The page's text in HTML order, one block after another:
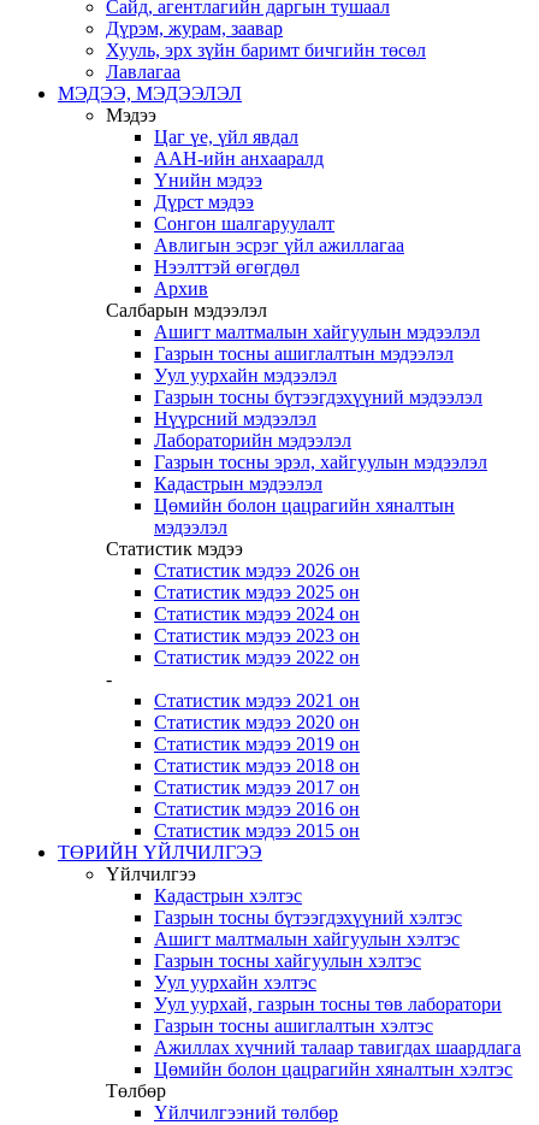
Сайд, агентлагийн даргын тушаал
Дүрэм, журам, заавар
Хууль, эрх зүйн баримт бичгийн төсөл
Лавлагаа
МЭДЭЭ, МЭДЭЭЛЭЛ
Мэдээ
Цаг үе, үйл явдал
ААН-ийн анхааралд
Үнийн мэдээ
Дүрст мэдээ
Сонгон шалгаруулалт
Авлигын эсрэг үйл ажиллагаа
Нээлттэй өгөгдөл
Архив
Салбарын мэдээлэл
Ашигт малтмалын хайгуулын мэдээлэл
Газрын тосны ашиглалтын мэдээлэл
Уул уурхайн мэдээлэл
Газрын тосны бүтээгдэхүүний мэдээлэл
Нүүрсний мэдээлэл
Лабораторийн мэдээлэл
Газрын тосны эрэл, хайгуулын мэдээлэл
Кадастрын мэдээлэл
Цөмийн болон цацрагийн хяналтын
мэдээлэл
Статистик мэдээ
Статистик мэдээ 2026 он
Статистик мэдээ 2025 он
Статистик мэдээ 2024 он
Статистик мэдээ 2023 он
Статистик мэдээ 2022 он
-
Статистик мэдээ 2021 он
Статистик мэдээ 2020 он
Статистик мэдээ 2019 он
Статистик мэдээ 2018 он
Статистик мэдээ 2017 он
Статистик мэдээ 2016 он
Статистик мэдээ 2015 он
ТӨРИЙН ҮЙЛЧИЛГЭЭ
Үйлчилгээ
Кадастрын хэлтэс
Газрын тосны бүтээгдэхүүний хэлтэс
Ашигт малтмалын хайгуулын хэлтэс
Газрын тосны хайгуулын хэлтэс
Уул уурхайн хэлтэс
Уул уурхай, газрын тосны төв лаборатори
Газрын тосны ашиглалтын хэлтэс
Ажиллах хүчний талаар тавигдах шаардлага
Цөмийн болон цацрагийн хяналтын хэлтэс
Төлбөр
Үйлчилгээний төлбөр